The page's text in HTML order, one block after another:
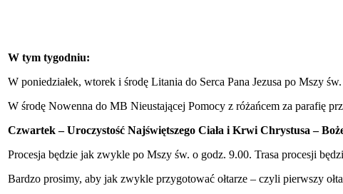
W tym tygodniu:
W poniedziałek, wtorek i środę Litania do Serca Pana Jezusa po Mszy
W środę Nowenna do MB Nieustającej Pomocy z różańcem za parafię
Czwartek – Uroczystość Najświętszego Ciała i Krwi Chrystusa –
Procesja będzie jak zwykle po Mszy św. o godz. 9.00. Trasa procesji
Bardzo prosimy, aby jak zwykle przygotować ołtarze – czyli pierwszy